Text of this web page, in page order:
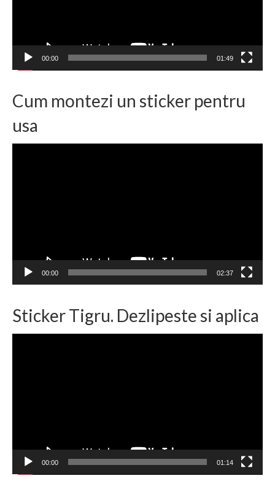
00:00 01:49
Cum montezi un sticker pentru
usa
00:00 02:37
Sticker Tigru. Dezlipeste si aplica
00:00 01:14